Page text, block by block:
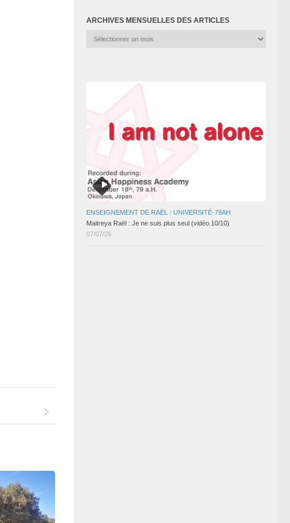
ARCHIVES MENSUELLES DES ARTICLES
Archives
ENSEIGNEMENT DE RAËL / UNIVERSITÉ-79AH
Maitreya Raël : Je ne suis plus seul (vidéo 10/10)
07/07/26